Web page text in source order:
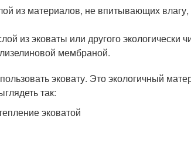
из материалов, не впитывающих
из эковаты или другого экологически
мембраной.
эковату. Это экологичный
так: